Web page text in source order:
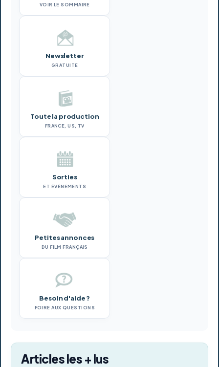
VOIR LE SOMMAIRE
Newsletter
GRATUITE
Toute la production
FRANCE, US, TV
Sorties
ET ÉVÉNEMENTS
Petites annonces
DU FILM FRANÇAIS
Besoin d'aide ?
FOIRE AUX QUESTIONS
Articles les + lus